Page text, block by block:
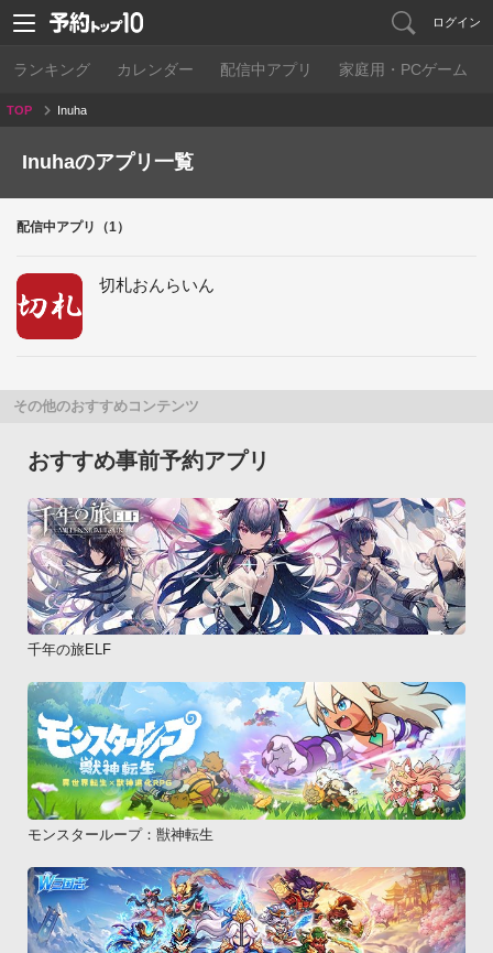
ログイン
ランキング カレンダー 配信中アプリ 家庭用・PCゲーム
TOP Inuha
Inuhaのアプリ一覧
配信中アプリ（1）
切札おんらいん
その他のおすすめコンテンツ
おすすめ事前予約アプリ
千年の旅ELF
モンスターループ：獣神転生